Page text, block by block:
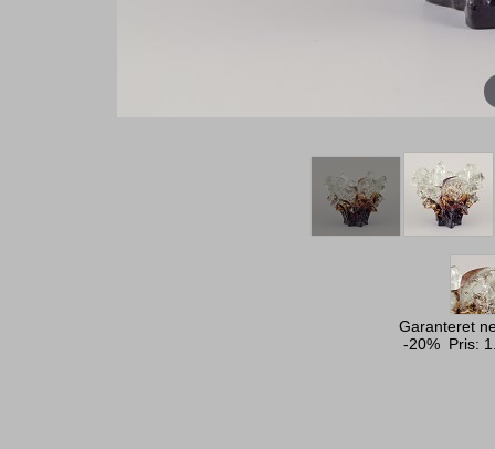
Garanteret
-20% Pris: